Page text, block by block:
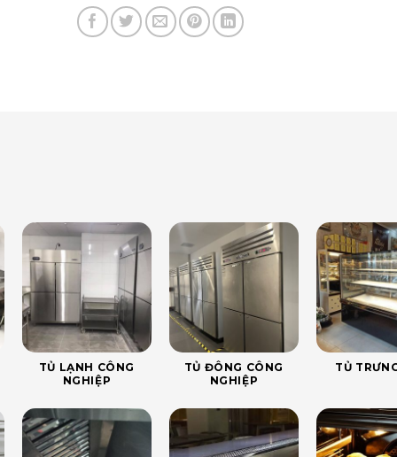
TỦ LẠNH CÔNG
NGHIỆP
TỦ ĐÔNG CÔNG
NGHIỆP
TỦ